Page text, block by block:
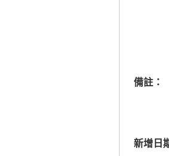
備註：
新增日